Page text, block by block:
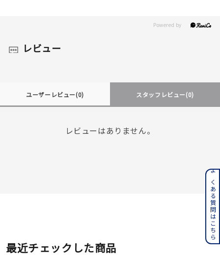
レビュー
ユーザーレビュー(0) スタッフレビュー(0)
レビューはありません。
最近チェックした商品
よくある質問はこちら